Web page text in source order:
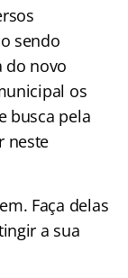
sendo
do novo
os
busca pela
neste
Faça delas
a sua